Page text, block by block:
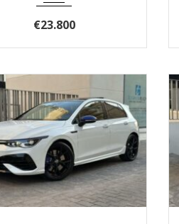
€23.800